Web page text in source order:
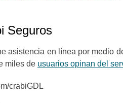
Seguros
asistencia en línea por medio
miles de usuarios opinan del
crabiGDL